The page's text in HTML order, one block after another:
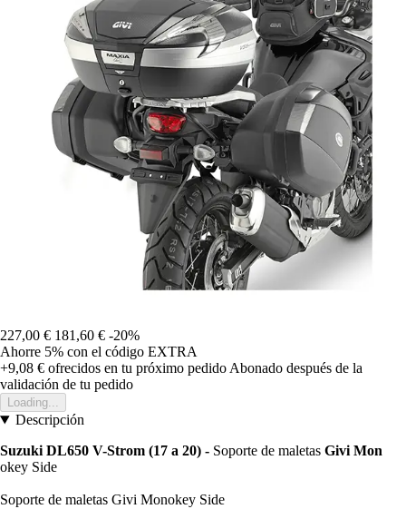
227,00 € 181,60 € -20%
Ahorre 5% con el código EXTRA
+9,08 € ofrecidos en tu próximo pedido Abonado después de la
validación de tu pedido
Loading...
Descripción
Suzuki DL650 V-Strom (17 a 20) - Soporte de maletas Givi Mon
okey Side
Soporte de maletas Givi Monokey Side